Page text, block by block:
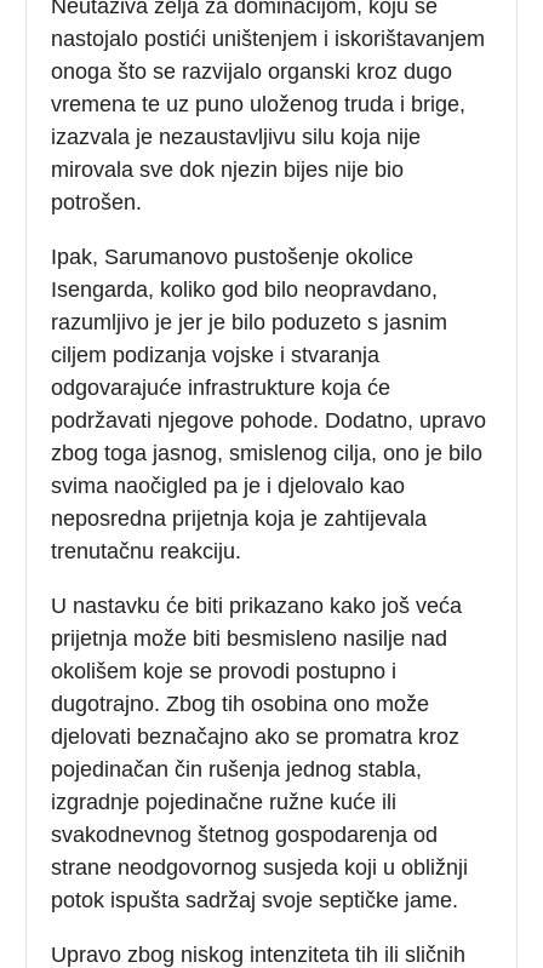
Neutaživa želja za dominacijom, koju se
nastojalo postići uništenjem i iskorištavanjem
onoga što se razvijalo organski kroz dugo
vremena te uz puno uloženog truda i brige,
izazvala je nezaustavljivu silu koja nije
mirovala sve dok njezin bijes nije bio
potrošen.
Ipak, Sarumanovo pustošenje okolice
Isengarda, koliko god bilo neopravdano,
razumljivo je jer je bilo poduzeto s jasnim
ciljem podizanja vojske i stvaranja
odgovarajuće infrastrukture koja će
podržavati njegove pohode. Dodatno, upravo
zbog toga jasnog, smislenog cilja, ono je bilo
svima naočigled pa je i djelovalo kao
neposredna prijetnja koja je zahtijevala
trenutačnu reakciju.
U nastavku će biti prikazano kako još veća
prijetnja može biti besmisleno nasilje nad
okolišem koje se provodi postupno i
dugotrajno. Zbog tih osobina ono može
djelovati beznačajno ako se promatra kroz
pojedinačan čin rušenja jednog stabla,
izgradnje pojedinačne ružne kuće ili
svakodnevnog štetnog gospodarenja od
strane neodgovornog susjeda koji u obližnji
potok ispušta sadržaj svoje septičke jame.
Upravo zbog niskog intenziteta tih ili sličnih